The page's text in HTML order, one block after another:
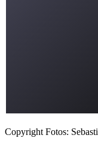
Copyright Fotos: